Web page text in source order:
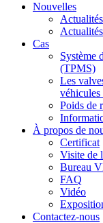
Nouvelles
Cas
Système
(TPMS)
Les
véhicules
Poids de
À propos de
Certificat
Visite de
Bureau
FAQ
Vidéo
Contactez-nous